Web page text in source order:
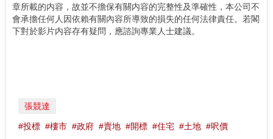
章所載的内容，故並不擔保有關内容的完整性及準確性，本公司不
會承擔任何人因依賴有關內容所導致的損失的任何法律責任。若閣
下對於影片内容存有疑問，應諮詢專業人士建議。
張競達
#投標 #樓市 #政府 #賣地 #開標 #住宅 #土地 #呎價